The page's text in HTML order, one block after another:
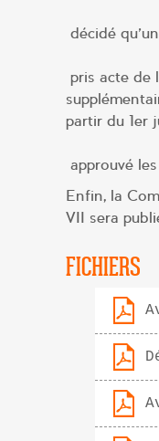
décidé
pris acte de
partir du 1er
approuvé
Enfin, la
VII sera
FICHIERS